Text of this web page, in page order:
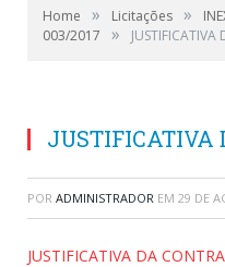
Home » Licitações »
003/2017
»
JUSTIFICATIVA
POR ADMINISTRADOR EM 29 DE
JUSTIFICATIVA DA